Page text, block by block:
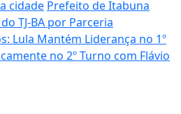
cidade Prefeito de Itabuna
TJ-BA por Parceria
Lula Mantém Liderança no 1º
no 2º Turno com Flávio